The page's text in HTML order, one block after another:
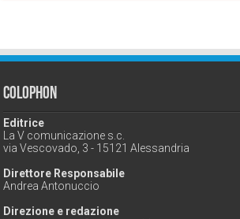
Colophon
Editrice
La V comunicazione s.c.
via Vescovado, 3 - 15121 Alessandria
Direttore Responsabile
Andrea Antonuccio
Direzione e redazione